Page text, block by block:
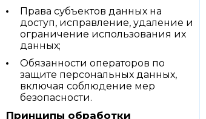
Права субъектов данных на
доступ, исправление, удаление и
ограничение использования их
данных;
Обязанности операторов по
защите персональных данных,
включая соблюдение мер
безопасности.
Принципы обработки